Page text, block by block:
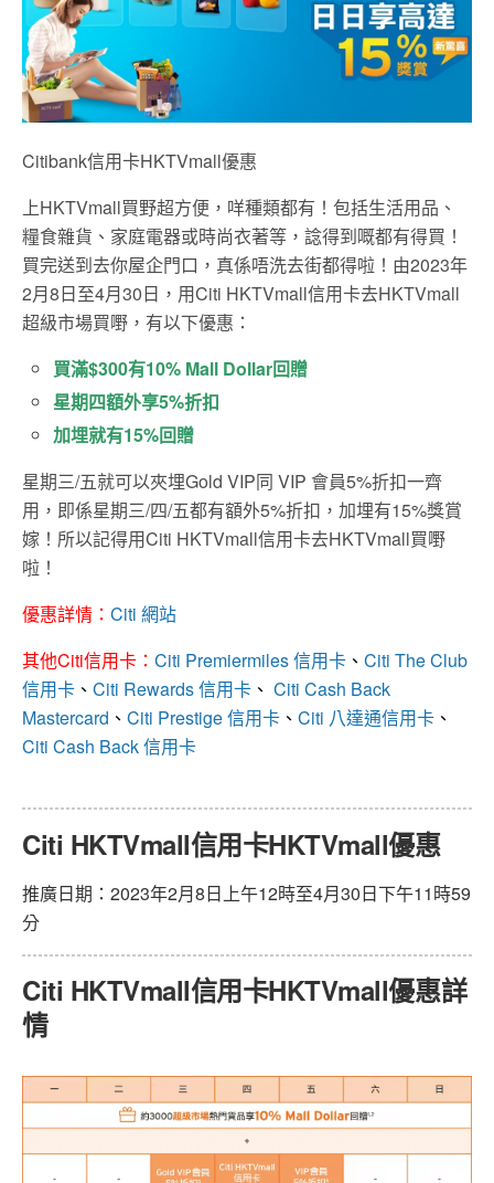
Citibank信用卡HKTVmall優惠
上HKTVmall買野超方便，咩種類都有！包括生活用品、
糧食雜貨、家庭電器或時尚衣著等，諗得到嘅都有得買！
買完送到去你屋企門口，真係唔洗去街都得啦！由2023年
2月8日至4月30日，用Citi HKTVmall信用卡去HKTVmall
超級市場買嘢，有以下優惠：
買滿$300有10% Mall Dollar回贈
星期四額外享5%折扣
加埋就有15%回贈
星期三/五就可以夾埋Gold VIP同 VIP 會員5%折扣一齊
用，即係星期三/四/五都有額外5%折扣，加埋有15%獎賞
嫁！所以記得用Citi HKTVmall信用卡去HKTVmall買嘢
啦！
優惠詳情： Citi 網站
其他Citi信用卡： Citi Premiermiles 信用卡 、 Citi The Club
信用卡 、 Citi Rewards 信用卡 、 Citi Cash Back
Mastercard 、 Citi Prestige 信用卡 、 Citi 八達通信用卡 、
Citi Cash Back 信用卡
Citi HKTVmall信用卡HKTVmall優惠
推廣日期：2023年2月8日上午12時至4月30日下午11時59
分
Citi HKTVmall信用卡HKTVmall優惠詳
情